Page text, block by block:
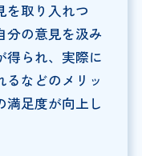
を取り入れつ
分の意見を汲み
得られ、実際に
などのメリッ
満足度が向上し